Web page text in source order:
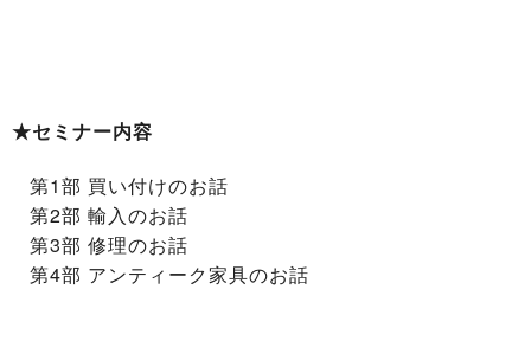
★セミナー内容
第1部 買い付けのお話
第2部 輸入のお話
第3部 修理のお話
第4部 アンティーク家具のお話